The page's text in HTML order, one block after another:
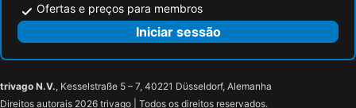
Ofertas e preços para membros
Iniciar sessão
trivago N.V., Kesselstraße 5 – 7, 40221 Düsseldorf, Alemanha
Direitos autorais 2026 trivago | Todos os direitos reservados.